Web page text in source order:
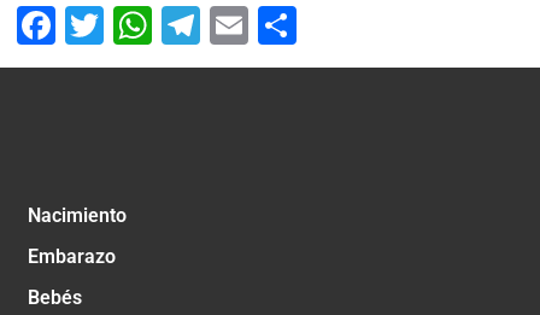
Facebook
Twitter
WhatsApp
Telegram
Email
Nacimiento
Embarazo
Bebés